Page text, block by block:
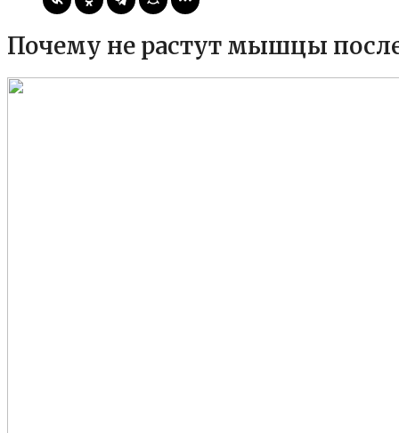
Почему не растут мышцы